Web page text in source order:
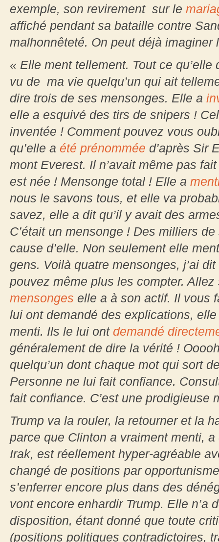
exemple, son revirement sur le
affiché pendant sa bataille contre
malhonnêteté. On peut déjà imaginer
« Elle ment tellement. Tout ce
vu de ma vie quelqu’un qui ait
dire trois de ses mensonges. Elle a
elle a esquivé des tirs de snipers !
inventée ! Comment pouvez vous
qu’elle a été prénommée d’après Sir
mont Everest. Il n’avait même pas
est née ! Mensonge total ! Elle a
nous le savons tous, et elle va
savez, elle a dit qu’il y avait des
C’était un mensonge ! Des milliers
cause d’elle. Non seulement elle
gens. Voilà quatre mensonges, j’ai
pouvez même plus les compter.
mensonges elle a à son actif. Il vous
lui ont demandé des explications, elle
menti. Ils le lui ont demandé
généralement de dire la vérité !
quelqu’un dont chaque mot qui sort
Personne ne lui fait confiance.
fait confiance. C’est une prodigieuse
Trump va la rouler, la retourner et la
parce que Clinton a vraiment menti,
Irak, est réellement hyper-agréable
changé de positions par
s’enferrer encore plus dans des
vont encore enhardir Trump. Elle n’a
disposition, étant donné que toute
(positions politiques contradictoires,